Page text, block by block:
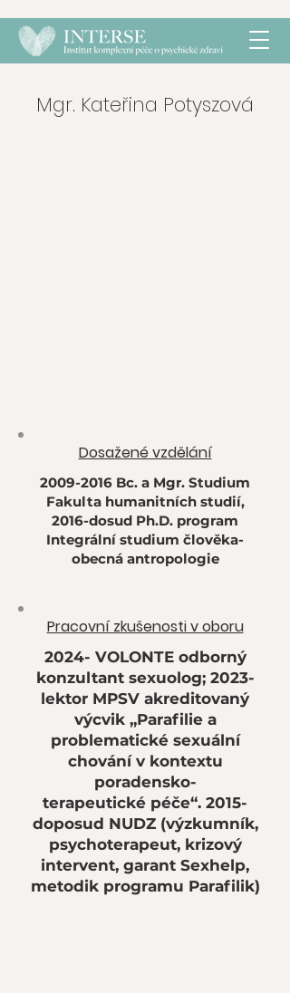
Mgr. Kateřina Potyszová
Dosažené vzdělání
2009-2016 Bc. a Mgr. Studium
Fakulta humanitních studií,
2016-dosud Ph.D. program
Integrální studium člověka-
obecná antropologie
Pracovní zkušenosti v oboru
2024- VOLONTE odborný
konzultant sexuolog; 2023-
lektor MPSV akreditovaný
výcvik „Parafilie a
problematické sexuální
chování v kontextu
poradensko-
terapeutické péče“. 2015-
doposud NUDZ (výzkumník,
psychoterapeut, krizový
intervent, garant Sexhelp,
metodik programu Parafilik)